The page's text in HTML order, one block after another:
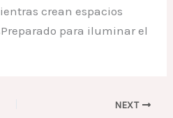
crean espacios
para iluminar el
NEXT